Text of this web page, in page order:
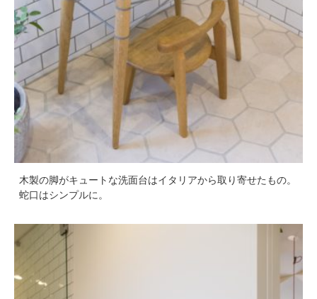
木製の脚がキュートな洗面台はイタリアから取り寄せたもの。
蛇口はシンプルに。